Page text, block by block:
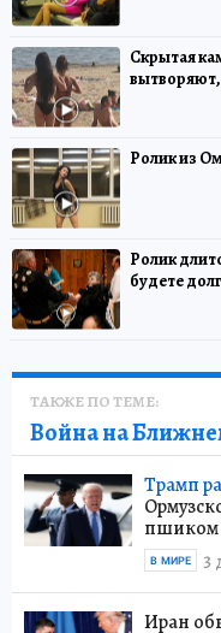
Скрытая
вытворяют,
Ролик из
Ролик
будете
ТАКЖЕ ПО ТЕМЕ:
Война на
Трамп
пшиком
3
В МИРЕ
Иран